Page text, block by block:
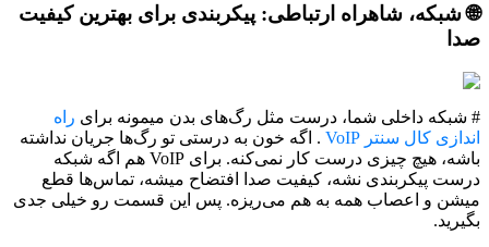
🌐 شبکه، شاهراه ارتباطی: پیکربندی برای بهترین کیفیت
صدا
# شبکه داخلی شما، درست مثل رگ‌های بدن میمونه برای راه
اندازی کال سنتر VoIP
. اگه خون به درستی تو رگ‌ها جریان نداشته
باشه، هیچ چیزی درست کار نمی‌کنه. برای VoIP هم اگه شبکه
درست پیکربندی نشه، کیفیت صدا افتضاح میشه، تماس‌ها قطع
میشن و اعصاب همه به هم می‌ریزه. پس این قسمت رو خیلی جدی
بگیرید.